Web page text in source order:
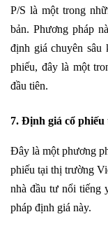
P/S là một trong
bản. Phương pháp
định giá chuyên
phiếu, đây là một
đầu tiên.
7. Định giá cổ
Đây là một phương
phiếu tại thị trường
nhà đầu tư nổi tiếng
pháp định giá này.